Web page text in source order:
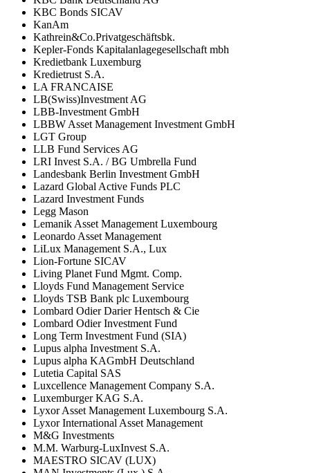
KBC Bonds SICAV
KanAm
Kathrein&Co.Privatgeschäftsbk.
Kepler-Fonds Kapitalanlagegesellschaft mbh
Kredietbank Luxemburg
Kredietrust S.A.
LA FRANCAISE
LB(Swiss)Investment AG
LBB-Investment GmbH
LBBW Asset Management Investment GmbH
LGT Group
LLB Fund Services AG
LRI Invest S.A. / BG Umbrella Fund
Landesbank Berlin Investment GmbH
Lazard Global Active Funds PLC
Lazard Investment Funds
Legg Mason
Lemanik Asset Management Luxembourg
Leonardo Asset Management
LiLux Management S.A., Lux
Lion-Fortune SICAV
Living Planet Fund Mgmt. Comp.
Lloyds Fund Management Service
Lloyds TSB Bank plc Luxembourg
Lombard Odier Darier Hentsch & Cie
Lombard Odier Investment Fund
Long Term Investment Fund (SIA)
Lupus alpha Investment S.A.
Lupus alpha KAGmbH Deutschland
Lutetia Capital SAS
Luxcellence Management Company S.A.
Luxemburger KAG S.A.
Lyxor Asset Management Luxembourg S.A.
Lyxor International Asset Management
M&G Investments
M.M. Warburg-LuxInvest S.A.
MAESTRO SICAV (LUX)